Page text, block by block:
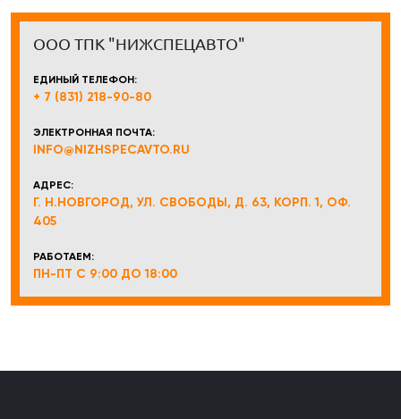
ООО ТПК "НИЖСПЕЦАВТО"
ЕДИНЫЙ ТЕЛЕФОН:
+ 7 (831) 218-90-80
ЭЛЕКТРОННАЯ ПОЧТА:
INFO@NIZHSPECAVTO.RU
АДРЕС:
Г. Н.НОВГОРОД, УЛ. СВОБОДЫ, Д. 63, КОРП. 1, ОФ.
405
РАБОТАЕМ:
ПН-ПТ С 9:00 ДО 18:00